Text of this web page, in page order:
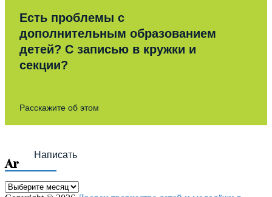
Есть проблемы с
дополнительным образованием
детей? С записью в кружки и
секции?
Расскажите об этом
Написать
Archives
Archives